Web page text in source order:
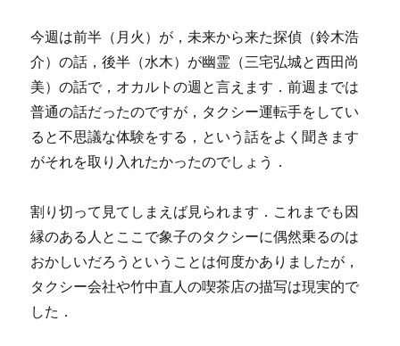
今週は前半（月火）が，未来から来た探偵（鈴木浩
介）の話，後半（水木）が幽霊（三宅弘城と西田尚
美）の話で，オカルトの週と言えます．前週までは
普通の話だったのですが，タクシー運転手をしてい
ると不思議な体験をする，という話をよく聞きます
がそれを取り入れたかったのでしょう．
割り切って見てしまえば見られます．これまでも因
縁のある人とここで象子のタクシーに偶然乗るのは
おかしいだろうということは何度かありましたが，
タクシー会社や竹中直人の喫茶店の描写は現実的で
した．